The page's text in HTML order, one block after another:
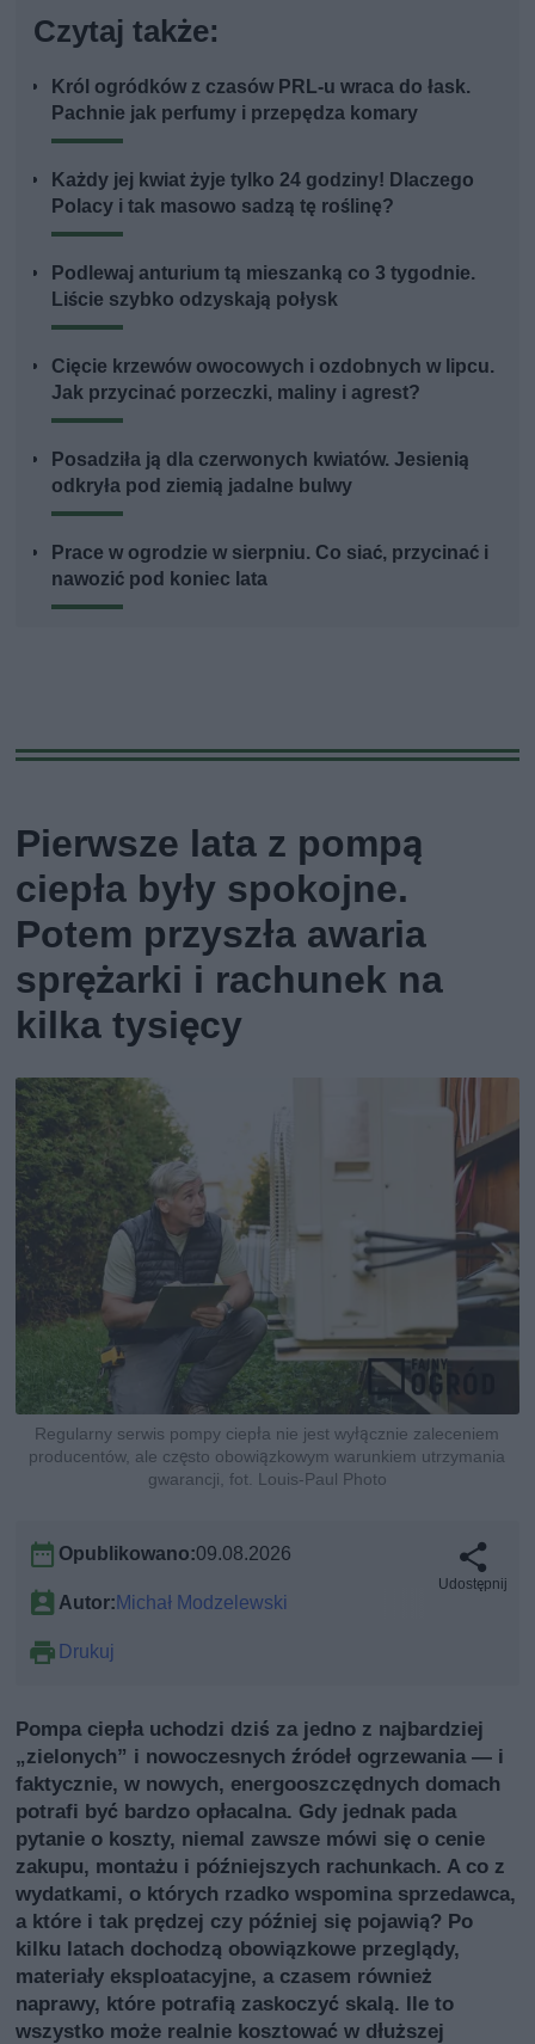
Czytaj także:
Król ogródków z czasów PRL-u wraca do łask.
Pachnie jak perfumy i przepędza komary
Każdy jej kwiat żyje tylko 24 godziny! Dlaczego
Polacy i tak masowo sadzą tę roślinę?
Podlewaj anturium tą mieszanką co 3 tygodnie.
Liście szybko odzyskają połysk
Cięcie krzewów owocowych i ozdobnych w lipcu.
Jak przycinać porzeczki, maliny i agrest?
Posadziła ją dla czerwonych kwiatów. Jesienią
odkryła pod ziemią jadalne bulwy
Prace w ogrodzie w sierpniu. Co siać, przycinać i
nawozić pod koniec lata
Pierwsze lata z pompą
ciepła były spokojne.
Potem przyszła awaria
sprężarki i rachunek na
kilka tysięcy
Regularny serwis pompy ciepła nie jest wyłącznie zaleceniem
producentów, ale często obowiązkowym warunkiem utrzymania
gwarancji, fot. Louis-Paul Photo
Opublikowano:09.08.2026
Autor:Michał Modzelewski
Drukuj
Udostępnij
Pompa ciepła uchodzi dziś za jedno z najbardziej
„zielonych” i nowoczesnych źródeł ogrzewania — i
faktycznie, w nowych, energooszczędnych domach
potrafi być bardzo opłacalna. Gdy jednak pada
pytanie o koszty, niemal zawsze mówi się o cenie
zakupu, montażu i późniejszych rachunkach. A co z
wydatkami, o których rzadko wspomina sprzedawca,
a które i tak prędzej czy później się pojawią? Po
kilku latach dochodzą obowiązkowe przeglądy,
materiały eksploatacyjne, a czasem również
naprawy, które potrafią zaskoczyć skalą. Ile to
wszystko może realnie kosztować w dłuższej